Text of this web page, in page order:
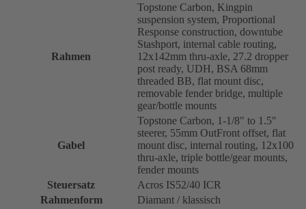
Rahmen
Topstone Carbon, Kingpin
suspension system, Proportional
Response construction, downtube
Stashport, internal cable routing,
12x142mm thru-axle, 27.2 dropper
post ready, UDH, BSA 68mm
threaded BB, flat mount disc,
removable fender bridge, multiple
gear/bottle mounts
Gabel
Topstone Carbon, 1-1/8" to 1.5"
steerer, 55mm OutFront offset, flat
mount disc, internal routing, 12x100
thru-axle, triple bottle/gear mounts,
fender mounts
Steuersatz
Acros IS52/40 ICR
Rahmenform
Diamant / klassisch